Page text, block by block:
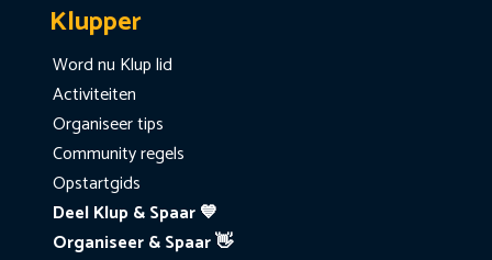
Klupper
Word nu Klup lid
Activiteiten
Organiseer tips
Community regels
Opstartgids
Deel Klup & Spaar 💙
Organiseer & Spaar 👋